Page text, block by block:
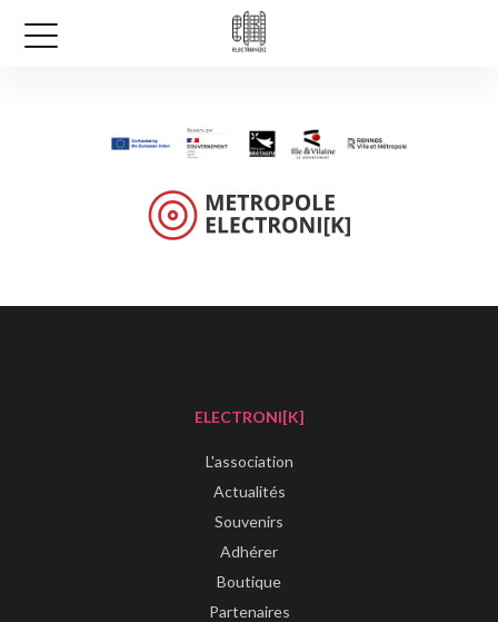
ELECTRONI[K]
L'association
Actualités
Souvenirs
Adhérer
Boutique
Partenaires